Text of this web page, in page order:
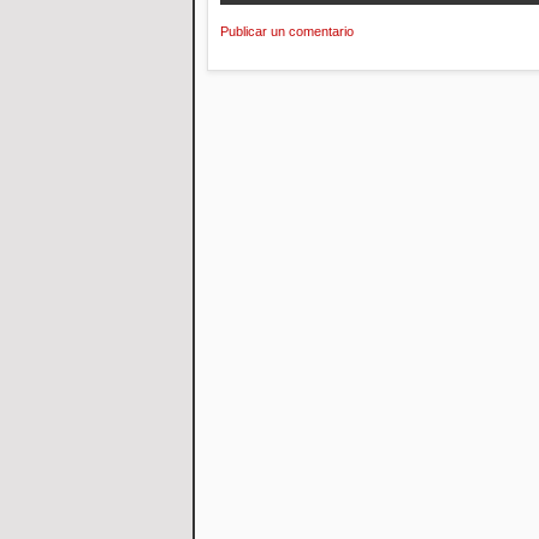
Publicar un comentario